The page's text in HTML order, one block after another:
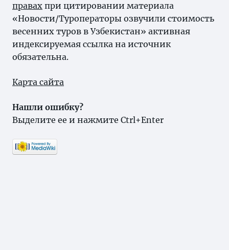
правах при цитировании материала
«Новости/Туроператоры озвучили стоимость
весенних туров в Узбекистан» активная
индексируемая ссылка на источник
обязательна.
Карта сайта
Нашли ошибку?
Выделите ее и нажмите Ctrl+Enter